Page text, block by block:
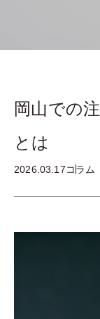
岡山での
とは
2026.03.17コラム